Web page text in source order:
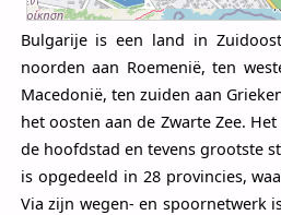
Bulgarije is een land in
noorden aan Roemenië, ten
Macedonië, ten zuiden aan
het oosten aan de Zwarte Zee.
de hoofdstad en tevens grootste
is opgedeeld in 28 provincies,
Via zijn wegen- en spoornetwerk